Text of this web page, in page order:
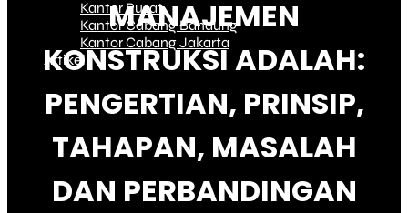
Kantor Pusat
Kantor Cabang Bandung
Kantor Cabang Jakarta
Artikel
MANAJEMEN
KONSTRUKSI ADALAH:
PENGERTIAN, PRINSIP,
TAHAPAN, MASALAH
DAN PERBANDINGAN